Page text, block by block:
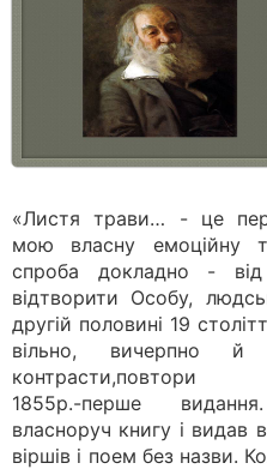
«Листя трави… - це
мою власну емоційну
спроба докладно -
відтворити Особу,
другій половині 19
вільно, вичерпно
контрасти,повтори
1855р.-перше
власноруч книгу і видав
віршів і поем без назви.